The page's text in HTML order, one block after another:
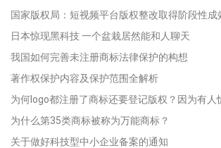
国家版权局：短视频平台版权整改取得阶段性成
日本惊现黑科技 一个盆栽居然能和人聊天
我国如何完善未注册商标法律保护的构想
著作权保护内容及保护范围全解析
为何logo都注册了商标还要登记版权？因为有人
为什么第35类商标被称为万能商标？
关于做好科技型中小企业备案的通知